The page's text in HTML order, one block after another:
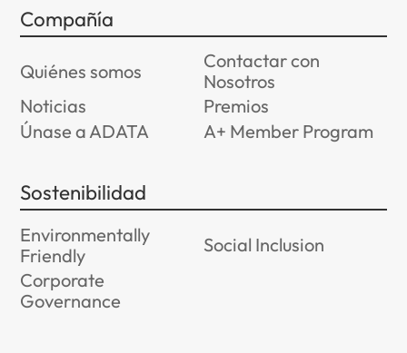
Compañía
Quiénes somos
Contactar con
Nosotros
Noticias
Premios
Únase a ADATA
A+ Member Program
Sostenibilidad
Environmentally
Friendly
Social Inclusion
Corporate
Governance